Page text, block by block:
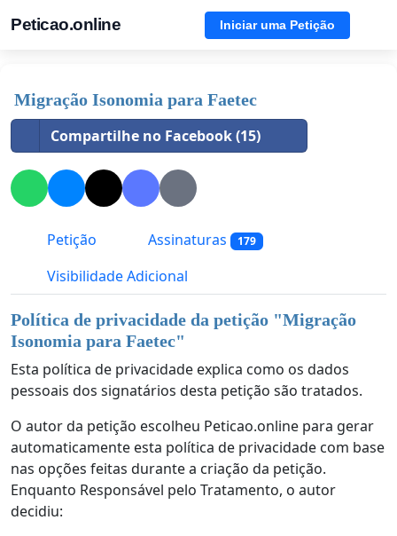
Peticao.online Iniciar uma Petição
Migração Isonomia para Faetec
Compartilhe no Facebook (15)
Petição Assinaturas 179
Visibilidade Adicional
Política de privacidade da petição "Migração
Isonomia para Faetec"
Esta política de privacidade explica como os dados
pessoais dos signatários desta petição são tratados.
O autor da petição escolheu Peticao.online para gerar
automaticamente esta política de privacidade com base
nas opções feitas durante a criação da petição.
Enquanto Responsável pelo Tratamento, o autor
decidiu: